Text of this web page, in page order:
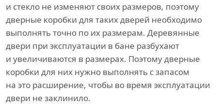
и стекло не изменяют своих размеров, поэтому
дверные коробки для таких дверей необходимо
выполнять точно по их размерам. Деревянные
двери при эксплуатации в бане разбухают
и увеличиваются в размерах. Поэтому дверные
коробки для них нужно выполнять с запасом
на это расширение, чтобы во время эксплуатации
двери не заклинило.